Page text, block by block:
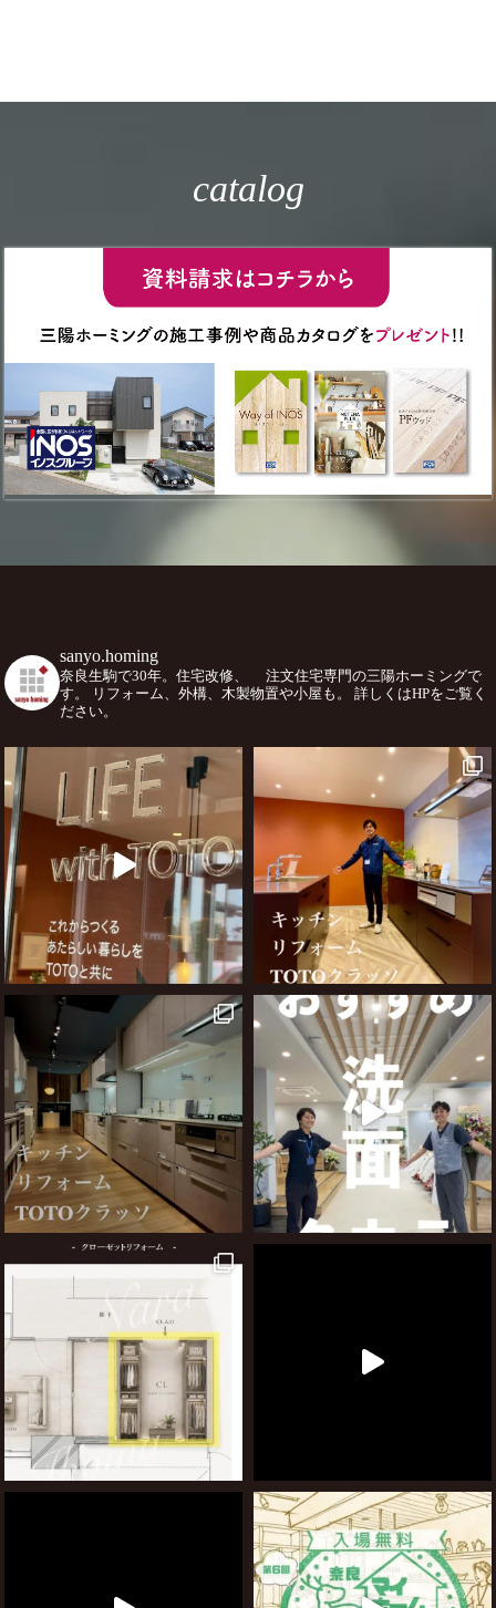
catalog
sanyo.homing
奈良生駒で30年。住宅改修、
注文住宅専門の三陽ホーミングで
す。
リフォーム、外構、木製物置や小屋も。
詳しくはHPをご覧く
ださい。